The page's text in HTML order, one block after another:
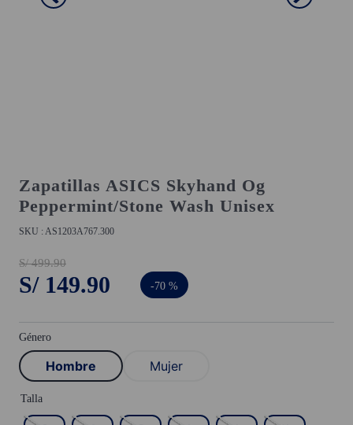
Zapatillas ASICS Skyhand Og
Peppermint/Stone Wash Unisex
AS1203A767.300
S/ 499.90
S/ 149.90 -70 %
Género
Hombre Mujer
Talla